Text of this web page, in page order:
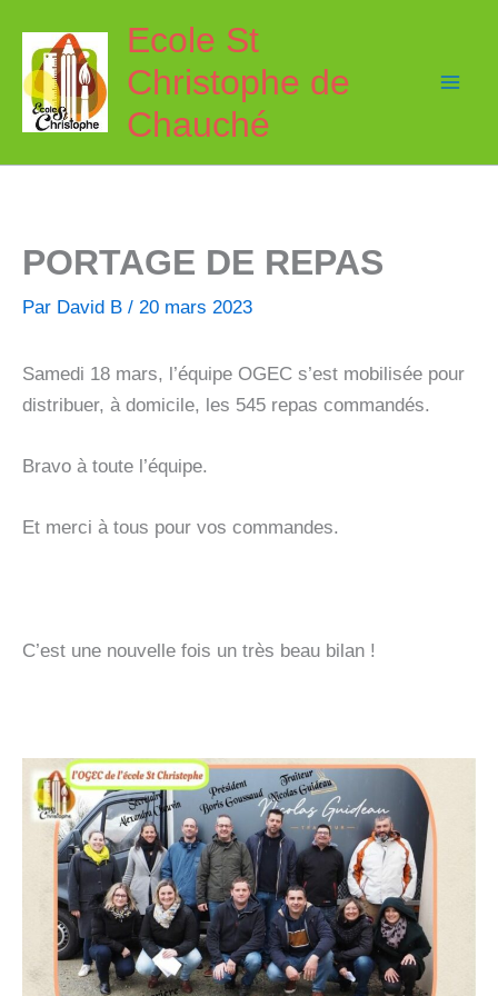
contenu
Ecole St
Christophe de
Chauché
PORTAGE DE REPAS
Par David B / 20 mars 2023
Samedi 18 mars, l’équipe OGEC s’est mobilisée pour
distribuer, à domicile, les 545 repas commandés.
Bravo à toute l’équipe.
Et merci à tous pour vos commandes.
C’est une nouvelle fois un très beau bilan !